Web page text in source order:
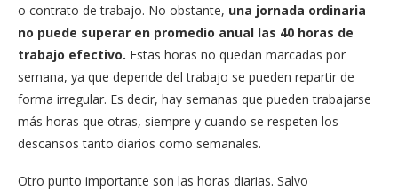
o contrato de trabajo. No obstante, una jornada ordinaria
no puede superar en promedio anual las 40 horas de
trabajo efectivo. Estas horas no quedan marcadas por
semana, ya que depende del trabajo se pueden repartir de
forma irregular. Es decir, hay semanas que pueden trabajarse
más horas que otras, siempre y cuando se respeten los
descansos tanto diarios como semanales.
Otro punto importante son las horas diarias. Salvo